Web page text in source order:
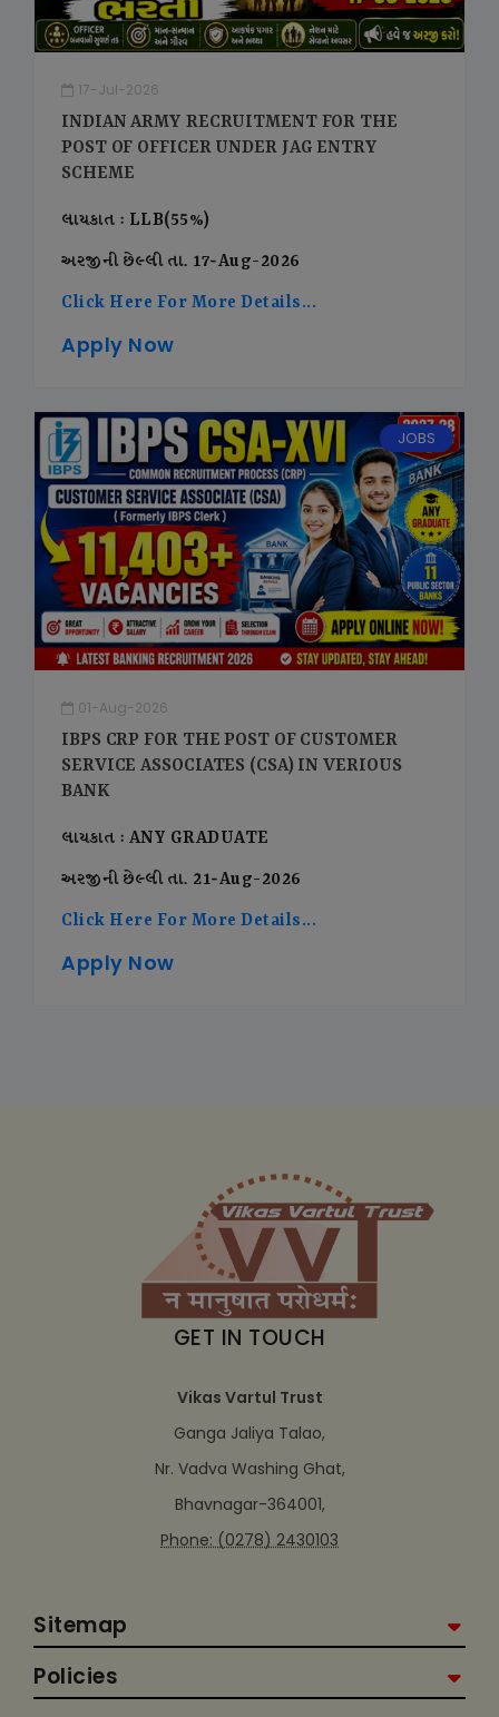
17-Jul-2026
INDIAN ARMY RECRUITMENT FOR THE
POST OF OFFICER UNDER JAG ENTRY
SCHEME
લાયકાત : LLB(55%)
અરજીની છેલ્લી તા. 17-Aug-2026
Click Here For More Details...
Apply Now
JOBS
01-Aug-2026
IBPS CRP FOR THE POST OF CUSTOMER
SERVICE ASSOCIATES (CSA) IN VERIOUS
BANK
લાયકાત : ANY GRADUATE
અરજીની છેલ્લી તા. 21-Aug-2026
Click Here For More Details...
Apply Now
GET IN TOUCH
Vikas Vartul Trust
Ganga Jaliya Talao,
Nr. Vadva Washing Ghat,
Bhavnagar-364001,
Phone: (0278) 2430103
Sitemap
Policies